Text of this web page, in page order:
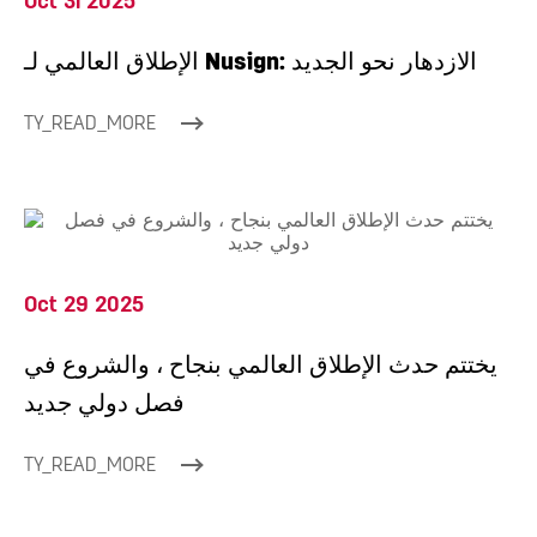
الإطلاق العالمي لـ Nusign: الازدهار نحو الجديد
TY_READ_MORE
Oct 29 2025
يختتم حدث الإطلاق العالمي بنجاح ، والشروع في
فصل دولي جديد
TY_READ_MORE